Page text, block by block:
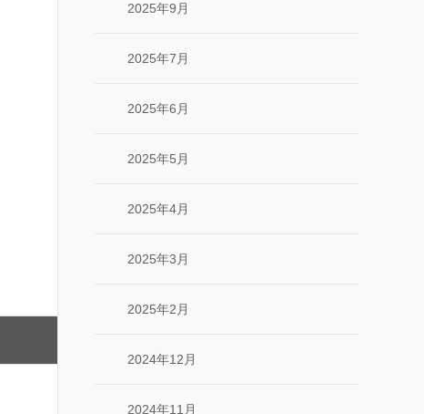
2025年9月
2025年7月
2025年6月
2025年5月
2025年4月
2025年3月
2025年2月
2024年12月
2024年11月